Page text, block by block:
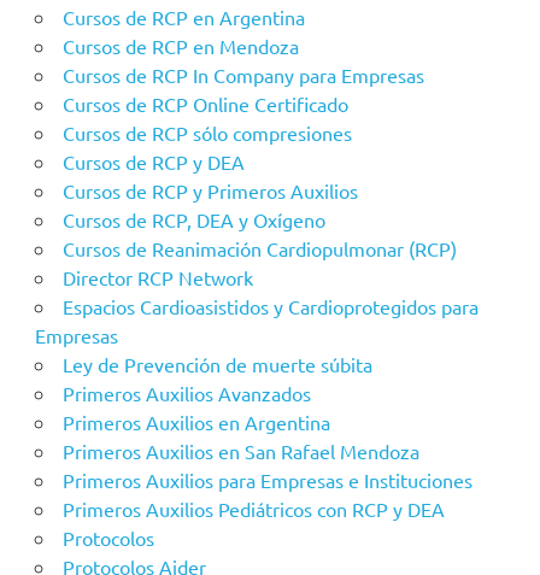
Cursos de RCP en Argentina
Cursos de RCP en Mendoza
Cursos de RCP In Company para Empresas
Cursos de RCP Online Certificado
Cursos de RCP sólo compresiones
Cursos de RCP y DEA
Cursos de RCP y Primeros Auxilios
Cursos de RCP, DEA y Oxígeno
Cursos de Reanimación Cardiopulmonar (RCP)
Director RCP Network
Espacios Cardioasistidos y Cardioprotegidos para
Empresas
Ley de Prevención de muerte súbita
Primeros Auxilios Avanzados
Primeros Auxilios en Argentina
Primeros Auxilios en San Rafael Mendoza
Primeros Auxilios para Empresas e Instituciones
Primeros Auxilios Pediátricos con RCP y DEA
Protocolos
Protocolos Aider